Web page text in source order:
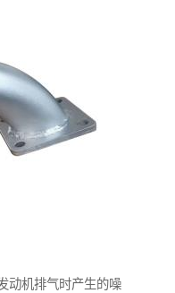
动机排气时产生的噪